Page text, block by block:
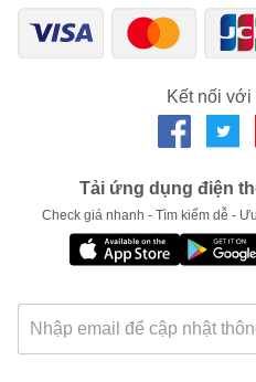
Kết nối với
Tải ứng dụng điện
Check giá nhanh - Tìm kiếm dễ -
Chỉ áp dụng cho gian hàng:
Ngày hết hạn:
LẤY